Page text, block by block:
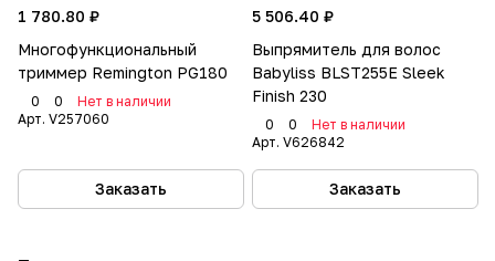
1 780.80 ₽
Многофункциональный
триммер Remington PG180
0 0
Нет в наличии
Арт. V257060
Заказать
5 506.40 ₽
Выпрямитель для волос
Babyliss BLST255E Sleek
Finish 230
0 0
Нет в наличии
Арт. V626842
Заказать